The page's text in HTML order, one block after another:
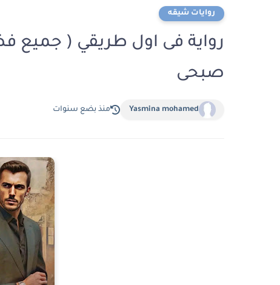
روايات شيقه
رواية فى اول طريقي ( جميع
صبحى
Yasmina mohamed منذ بضع سنوات